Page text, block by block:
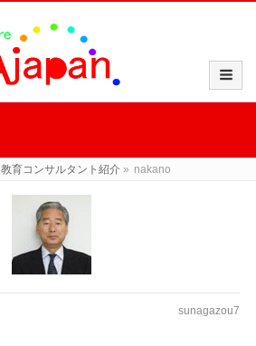
教育コンサルタント紹介 » nakano
sunagazou7